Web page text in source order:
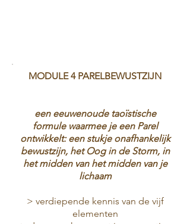
MODULE 4 PARELBEWUSTZIJN
een eeuwenoude taoïstische
formule waarmee je een Parel
ontwikkelt: een stukje onafhankelijk
bewustzijn, het Oog in de Storm, in
het midden van het midden van je
lichaam
> verdiepende kennis van de vijf
elementen